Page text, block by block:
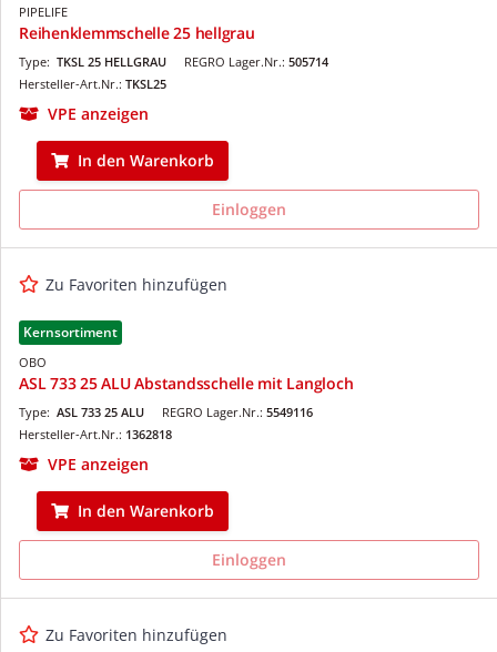
PIPELIFE
Reihenklemmschelle 25 hellgrau
REGRO Lager.Nr.: 505714
Type: TKSL 25 HELLGRAU
Hersteller-Art.Nr.: TKSL25
VPE anzeigen
In den Warenkorb
Einloggen
Zu Favoriten hinzufügen
Kernsortiment
OBO
ASL 733 25 ALU Abstandsschelle mit Langloch
REGRO Lager.Nr.: 5549116
Type: ASL 733 25 ALU
Hersteller-Art.Nr.: 1362818
VPE anzeigen
In den Warenkorb
Einloggen
Zu Favoriten hinzufügen